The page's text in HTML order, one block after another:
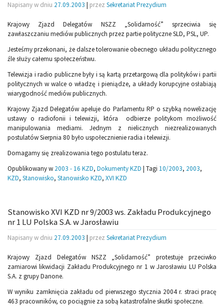
Napisany w dniu 27.09.2003 | przez Sekretariat Prezydium
Krajowy Zjazd Delegatów NSZZ „Solidarność” sprzeciwia się
zawłaszczaniu mediów publicznych przez partie polityczne SLD, PSL, UP.
Jesteśmy przekonani, że dalsze tolerowanie obecnego układu politycznego
źle służy całemu społeczeństwu.
Telewizja i radio publiczne były i są kartą przetargową dla polityków i partii
politycznych w walce o władzę i pieniądze, a układy korupcyjne osłabiają
wiarygodność mediów publicznych.
Krajowy Zjazd Delegatów apeluje do Parlamentu RP o szybką nowelizację
ustawy o radiofonii i telewizji, która odbierze politykom możliwość
manipulowania mediami. Jednym z nielicznych niezrealizowanych
postulatów Sierpnia 80 było uspołecznienie radia i telewizji.
Domagamy się zrealizowania tego postulatu teraz.
Opublikowany w 2003 - 16 KZD, Dokumenty KZD | Tagi 10/2003, 2003,
KZD, Stanowisko, Stanowisko KZD, XVI KZD
Stanowisko XVI KZD nr 9/2003 ws. Zakładu Produkcyjnego
nr 1 LU Polska S.A. w Jarosławiu
Napisany w dniu 27.09.2003 | przez Sekretariat Prezydium
Krajowy Zjazd Delegatów NSZZ „Solidarność” protestuje przeciwko
zamiarowi likwidacji Zakładu Produkcyjnego nr 1 w Jarosławiu LU Polska
S.A. z grupy Danone.
W wyniku zamknięcia zakładu od pierwszego stycznia 2004 r. straci pracę
463 pracowników, co pociągnie za sobą katastrofalne skutki społeczne.